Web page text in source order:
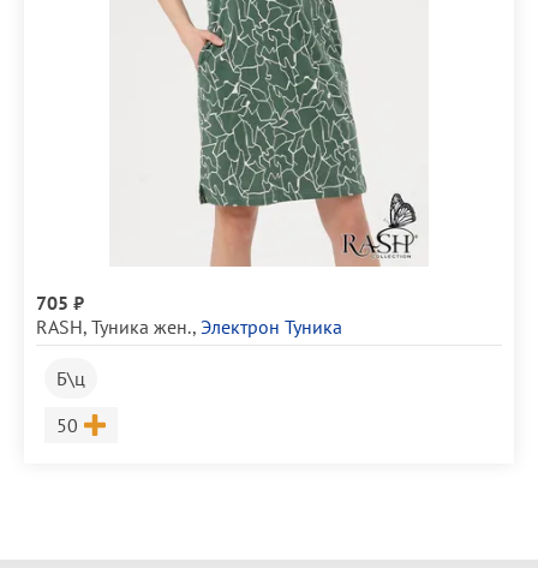
705 ₽
RASH, Туника жен., Электрон Туника
Б\ц
Размер
50